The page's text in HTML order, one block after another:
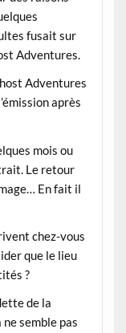
fusait sur
Adventures.
Adventures
après
mois ou
Le retour
En fait il
chez-vous
que le lieu
?
de la
semble pas